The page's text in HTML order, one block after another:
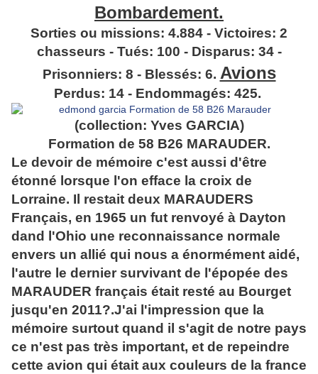
Bombardement.
Sorties ou missions: 4.884 - Victoires: 2
chasseurs - Tués: 100 - Disparus: 34 -
Prisonniers: 8 - Blessés: 6. Avions
Perdus: 14 - Endommagés: 425.
(collection: Yves GARCIA)
Formation de 58 B26 MARAUDER.
Le devoir de mémoire c'est aussi d'être
étonné lorsque l'on efface la croix de
Lorraine. Il restait deux MARAUDERS
Français, en 1965 un fut renvoyé à Dayton
dand l'Ohio une reconnaissance normale
envers un allié qui nous a énormément aidé,
l'autre le dernier survivant de l'épopée des
MARAUDER français était resté au Bourget
jusqu'en 2011?.J'ai l'impression que la
mémoire surtout quand il s'agit de notre pays
ce n'est pas très important, et de repeindre
cette avion qui était aux couleurs de la france